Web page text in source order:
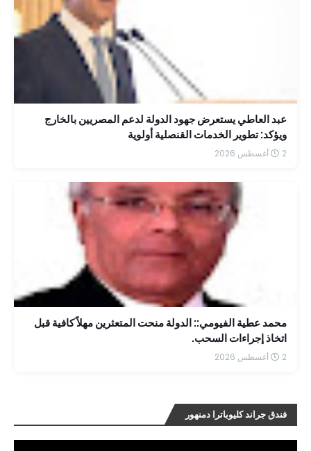
عبد العاطي يستعرض جهود الدولة لدعم المصريين بالخارج
ويؤكد: تطوير الخدمات القنصلية أولوية
2 أغسطس 2026
محمد عطية الفيومي:: الدولة منحت المتعثرين مهلاً كافية قبل
اتخاذ إجراءات السحب.
2 أغسطس 2026
فندق جراند كليوباترا دمنهور